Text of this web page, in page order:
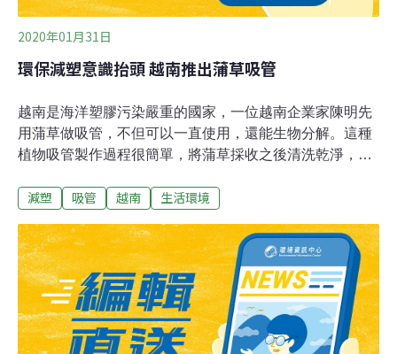
2020年01月31日
環保減塑意識抬頭 越南推出蒲草吸管
越南是海洋塑膠污染嚴重的國家，一位越南企業家陳明先
用蒲草做吸管，不但可以一直使用，還能生物分解。這種
植物吸管製作過程很簡單，將蒲草採收之後清洗乾淨，裁
香蕉葉包起即可，如果要使用久一點，便將蒲草吸管放到
草吸管，常溫下可使用一週，放在冰箱冷藏，保存期限約
兩週。用完要丟掉也只是簡單地回歸大地，大大降低污染
問題。越南企業家陳明先表示：「從長遠來看，蒲草吸管
不能解決環境汙染問題，也沒有需求上的產品特殊性，(因
為蒲草長得不夠快)無法保護到環境，我製造這種蒲草吸管
的概念是基於一項原則，就是採收不能多於它的生長。」
減塑 吸管 越南 生活環境